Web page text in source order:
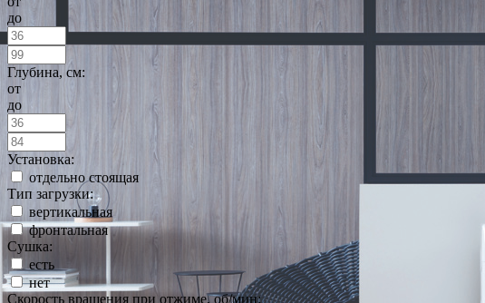
до
Глубина, см:
от
до
Установка:
отдельно стоящая
Тип загрузки:
вертикальная
фронтальная
Сушка:
есть
нет
Скорость вращения при отжиме, об/мин: